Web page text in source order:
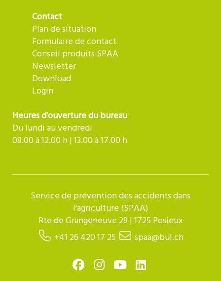
Contact
Plan de situation
Formulaire de contact
Conseil produits SPAA
Newsletter
Download
Login
Heures d'ouverture du bureau
Du lundi au vendredi
08.00 à 12.00 h | 13.00 à 17.00 h
Service de prévention des accidents dans
l'agriculture (SPAA)
Rte de Grangeneuve 29 | 1725 Posieux
+41 26 420 17 25
spaa@bul.ch